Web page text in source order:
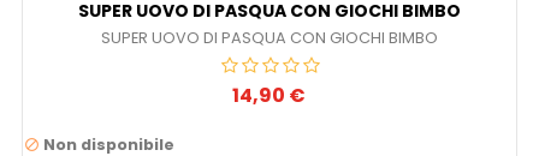
SUPER UOVO DI PASQUA CON GIOCHI BIMBO
SUPER UOVO DI PASQUA CON GIOCHI BIMBO
Prezzo
14,90 €
 Non disponibile